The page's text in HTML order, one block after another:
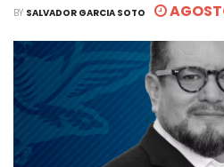
BY SALVADOR GARCIA SOTO